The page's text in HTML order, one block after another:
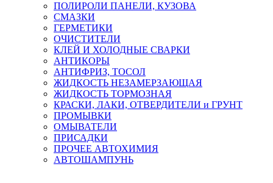
ПОЛИРОЛИ ПАНЕЛИ, КУЗОВА
СМАЗКИ
ГЕРМЕТИКИ
ОЧИСТИТЕЛИ
КЛЕЙ И ХОЛОДНЫЕ СВАРКИ
АНТИКОРЫ
АНТИФРИЗ, ТОСОЛ
ЖИДКОСТЬ НЕЗАМЕРЗАЮЩАЯ
ЖИДКОСТЬ ТОРМОЗНАЯ
КРАСКИ, ЛАКИ, ОТВЕРДИТЕЛИ и ГРУНТ
ПРОМЫВКИ
ОМЫВАТЕЛИ
ПРИСАДКИ
ПРОЧЕЕ АВТОХИМИЯ
АВТОШАМПУНЬ